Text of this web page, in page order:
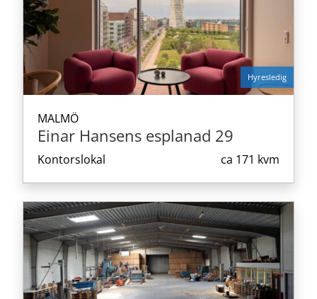
Hyresledig
MALMÖ
Einar Hansens esplanad 29
Kontorslokal ca 171 kvm